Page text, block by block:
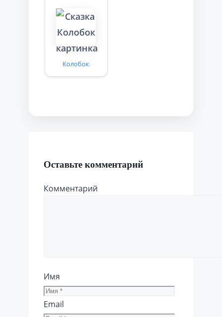
Колобок
Оставьте комментарий
Комментарий
Имя
Email